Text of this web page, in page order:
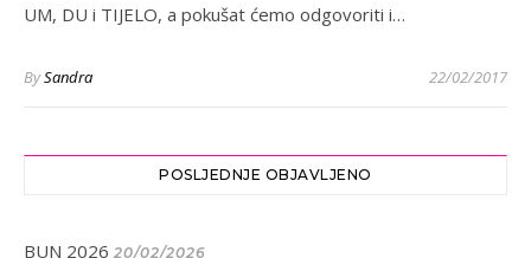
UM, DU i TIJELO, a pokušat ćemo odgovoriti i…
BySandra 22/02/2017
POSLJEDNJE OBJAVLJENO
BUN 2026 20/02/2026